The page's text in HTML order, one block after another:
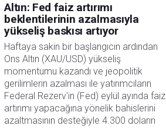
Altın: Fed faiz artırımı
beklentilerinin azalmasıyla
yükseliş baskısı artıyor
Haftaya sakin bir başlangıcın ardından
Ons Altın (XAU/USD) yükseliş
momentumu kazandı ve jeopolitik
gerilimlerin azalması ile yatırımcıların
Federal Rezerv'in (Fed) eylül ayında faiz
artırımı yapacağına yönelik bahislerini
azaltmasının desteğiyle 4.300 doların